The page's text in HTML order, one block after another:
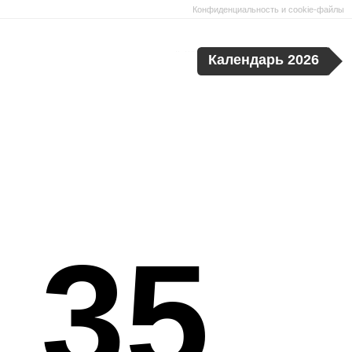
Календарь 2026
Конфиденциальность и cookie-файлы